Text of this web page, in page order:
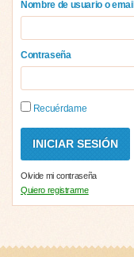
Nombre de usuario o email
Contraseña
Recuérdame
Olvide mi contraseña
Quiero registrarme